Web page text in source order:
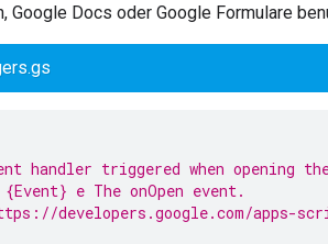
Google Docs oder Google Formulare
handler triggered when opening
{Event} e The onOpen event.
developers.google.com/apps-